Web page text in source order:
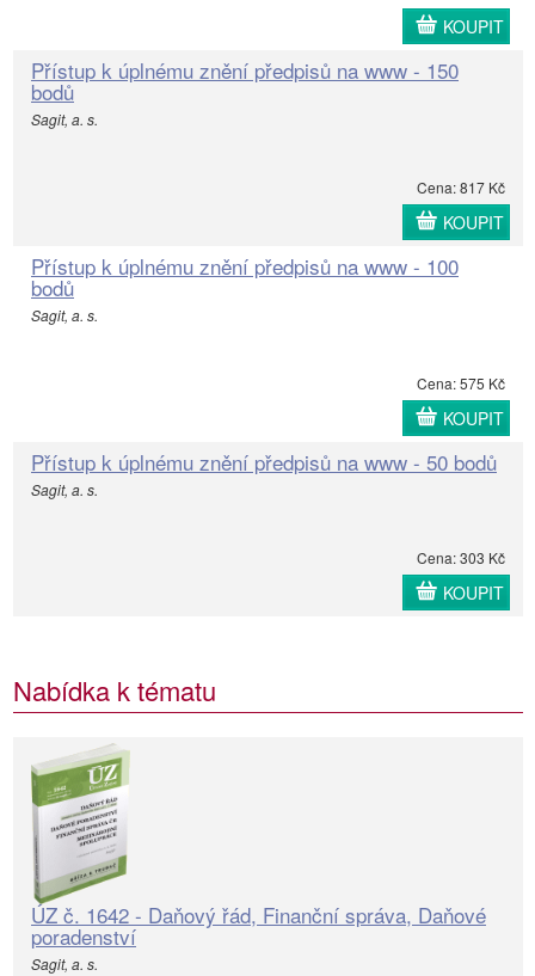
KOUPIT
Přístup k úplnému znění předpisů na www - 150
bodů
Sagit, a. s.
Cena: 817 Kč
KOUPIT
Přístup k úplnému znění předpisů na www - 100
bodů
Sagit, a. s.
Cena: 575 Kč
KOUPIT
Přístup k úplnému znění předpisů na www - 50 bodů
Sagit, a. s.
Cena: 303 Kč
KOUPIT
Nabídka k tématu
ÚZ č. 1642 - Daňový řád, Finanční správa, Daňové
poradenství
Sagit, a. s.